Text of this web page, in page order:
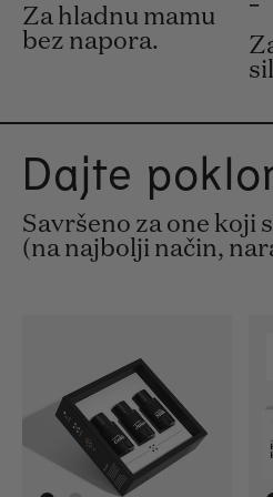
Za hladnu mamu
bez napora.
Dajte
Savršeno za one koji
(na najbolji način,